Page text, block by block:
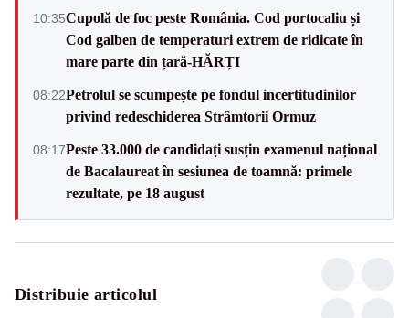
10:35Cupolă de foc peste România. Cod portocaliu și
Cod galben de temperaturi extrem de ridicate în
mare parte din țară-HĂRȚI
08:22Petrolul se scumpește pe fondul incertitudinilor
privind redeschiderea Strâmtorii Ormuz
08:17Peste 33.000 de candidați susțin examenul național
de Bacalaureat în sesiunea de toamnă: primele
rezultate, pe 18 august
Distribuie articolul